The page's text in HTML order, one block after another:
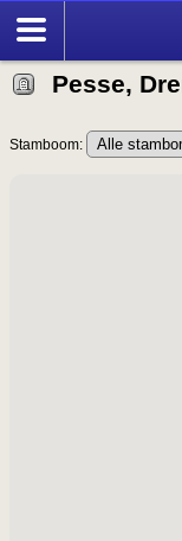
Pesse,
Stamboom: